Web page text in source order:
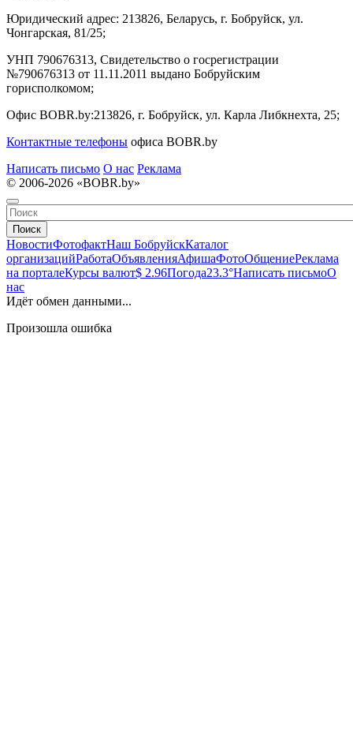
Юридический адрес: 213826, Беларусь, г. Бобруйск, ул.
Чонгарская, 81/25;
УНП 790676313, Свидетельство о госрегистрации
№790676313 от 11.11.2011 выдано Бобруйским
горисполкомом;
Офис BOBR.by:213826, г. Бобруйск, ул. Карла Либкнехта, 25;
Контактные телефоны офиса BOBR.by
Написать письмо О нас Реклама
© 2006-2026 «BOBR.by»
Поиск
НовостиФотофактНаш БобруйскКаталог
организацийРаботаОбъявленияАфишаФотоОбщениеРеклама
на порталеКурсы валют$ 2.96Погода23.3°Написать письмоО
нас
Идёт обмен данными...
Произошла ошибка